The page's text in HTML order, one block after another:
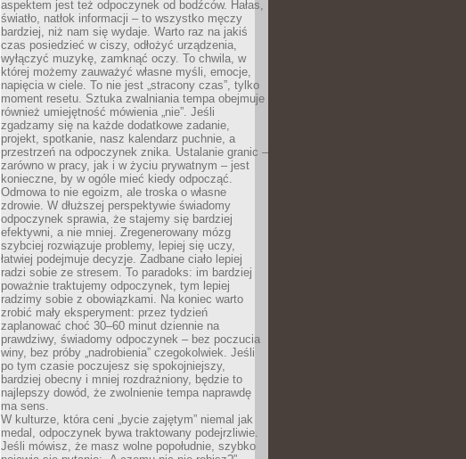
aspektem jest też odpoczynek od bodźców. Hałas,
światło, natłok informacji – to wszystko męczy
bardziej, niż nam się wydaje. Warto raz na jakiś
czas posiedzieć w ciszy, odłożyć urządzenia,
wyłączyć muzykę, zamknąć oczy. To chwila, w
której możemy zauważyć własne myśli, emocje,
napięcia w ciele. To nie jest „stracony czas”, tylko
moment resetu. Sztuka zwalniania tempa obejmuje
również umiejętność mówienia „nie”. Jeśli
zgadzamy się na każde dodatkowe zadanie,
projekt, spotkanie, nasz kalendarz puchnie, a
przestrzeń na odpoczynek znika. Ustalanie granic –
zarówno w pracy, jak i w życiu prywatnym – jest
konieczne, by w ogóle mieć kiedy odpocząć.
Odmowa to nie egoizm, ale troska o własne
zdrowie. W dłuższej perspektywie świadomy
odpoczynek sprawia, że stajemy się bardziej
efektywni, a nie mniej. Zregenerowany mózg
szybciej rozwiązuje problemy, lepiej się uczy,
łatwiej podejmuje decyzje. Zadbane ciało lepiej
radzi sobie ze stresem. To paradoks: im bardziej
poważnie traktujemy odpoczynek, tym lepiej
radzimy sobie z obowiązkami. Na koniec warto
zrobić mały eksperyment: przez tydzień
zaplanować choć 30–60 minut dziennie na
prawdziwy, świadomy odpoczynek – bez poczucia
winy, bez próby „nadrobienia” czegokolwiek. Jeśli
po tym czasie poczujesz się spokojniejszy,
bardziej obecny i mniej rozdrażniony, będzie to
najlepszy dowód, że zwolnienie tempa naprawdę
ma sens.
W kulturze, która ceni „bycie zajętym” niemal jak
medal, odpoczynek bywa traktowany podejrzliwie.
Jeśli mówisz, że masz wolne popołudnie, szybko